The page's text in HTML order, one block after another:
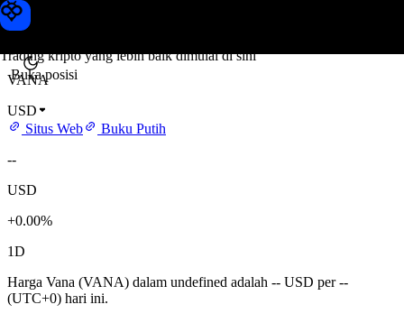
Trading kripto yang lebih baik dimulai di sini
Buka posisi
Harga Vana
VANA
USD
Situs Web
Buku Putih
--
USD
+0.00%
1D
Harga Vana (VANA) dalam undefined adalah -- USD per --
(UTC+0) hari ini.